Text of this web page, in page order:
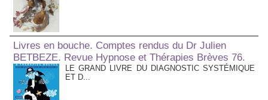
Livres en bouche. Comptes rendus du Dr Julien
BETBEZE. Revue Hypnose et Thérapies Brèves 76.
LE GRAND LIVRE DU DIAGNOSTIC SYSTÉMIQUE
ET D...